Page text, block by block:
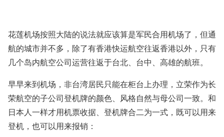
花莲机场按照大陆的说法就应该算是军民合用机场了，但通
航的城市并不多，除了有香港快运航空往返香港以外，只有
几个岛内航空公司运营往返于台北、台中、高雄的航班。
早早来到机场，非台湾居民只能在柜台上办理，立荣作为长
荣航空的子公司登机牌的颜色、风格自然与母公司一致。和
日本人一样才用机票收据、登机牌合二为一式，既可以用来
登机，也可以用来报销：